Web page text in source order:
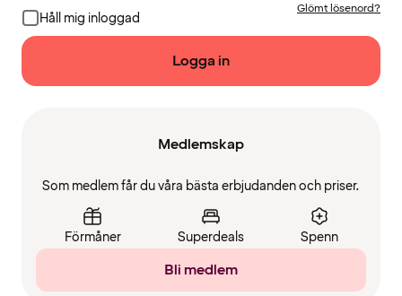
Håll mig inloggad
Glömt lösenord?
Logga in
Medlemskap
Som medlem får du våra bästa erbjudanden och priser.
Förmåner Superdeals Spenn
Bli medlem